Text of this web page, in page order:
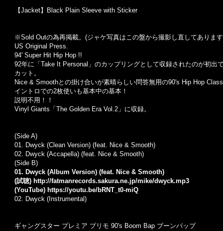
【Jacket】Black Plain Sleeve with Sticker
※Sold Outの為再掲載。(ジャケ写真はこの盤から撮影し直してありま
US Original Press.
94' Super Hit Hip Hop !!
92年に「Take It Personal」のカップリングとして収録されたのが初出
カット。
Nice & Smoothとの掛け合いが素晴らしい問答無用の90's Hip Hop
イントロでの2枚使いも基本中の基本！
説明不用！！
Vinyl Giants「The Golden Era Vol.2」に収録。
(Side A)
01. Dwyck (Clean Version) (feat. Nice & Smooth)
02. Dwyck (Accapella) (feat. Nice & Smooth)
(Side B)
01. Dwyck (Album Version) (feat. Nice & Smooth)
(試聴) http://fatmanrecords.sakura.ne.jp/mike/dwyck.mp3
(YouTube) https://youtu.be/bRNT_t0-miQ
02. Dwyck (Instrumental)
ギャングスター プレミア プリモ 90's Boom Bap ブーンバップ